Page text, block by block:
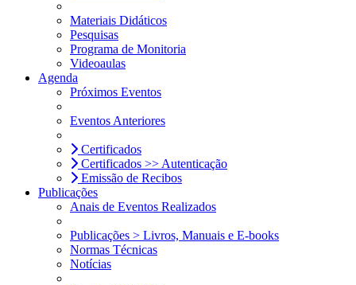
Materiais Didáticos
Pesquisas
Programa de Monitoria
Videoaulas
Agenda
Próximos Eventos
Eventos Anteriores
Certificados
Certificados >> Autenticação
Emissão de Recibos
Publicações
Anais de Eventos Realizados
Publicações > Livros, Manuais e E-books
Normas Técnicas
Notícias